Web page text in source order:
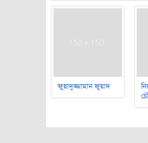
ফুয়াদুজ্জামান ফুয়াদ